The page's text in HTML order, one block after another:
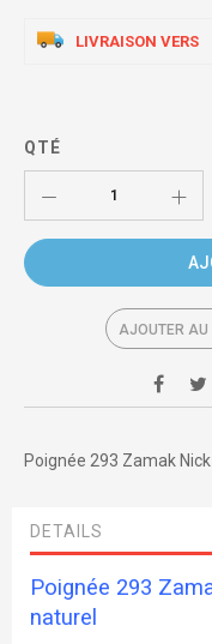
LIVRAISON VERS
QTÉ
AJOUTER AU
Poignée 293 Zamak
DETAILS
Poignée 293
naturel